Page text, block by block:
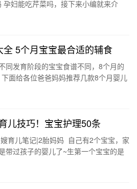
妇能吃芹菜吗，接下来小编就来介
5个月宝宝最合适的辅食
同发育阶段的宝宝食谱不同，8个月的
面给各位爸爸妈妈推荐几款8个月婴儿
儿技巧！宝宝护理50条
育儿笔记|2胎妈妈 自己有2个宝宝，家
带过孩子的婴儿了~生第一个宝宝的是